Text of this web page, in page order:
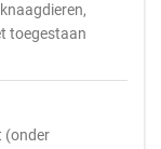
toegestaan
(onder